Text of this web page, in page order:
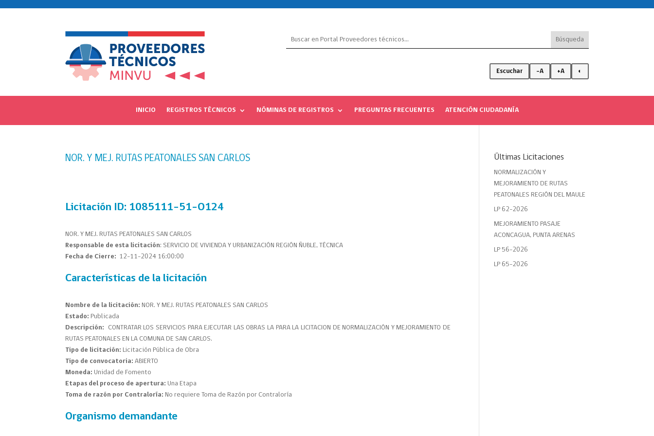
Escuchar -A +A ◐
INICIO REGISTROS TÉCNICOS NÓMINAS DE REGISTROS PREGUNTAS FRECUENTES ATENCIÓN CIUDADANÍA
NOR. Y MEJ. RUTAS PEATONALES SAN CARLOS
Licitación ID: 1085111-51-O124
NOR. Y MEJ. RUTAS PEATONALES SAN CARLOS
Responsable de esta licitación: SERVICIO DE VIVIENDA Y URBANIZACIÓN REGIÓN ÑUBLE, TÉCNICA
Fecha de Cierre: 12-11-2024 16:00:00
Características de la licitación
Nombre de la licitación: NOR. Y MEJ. RUTAS PEATONALES SAN CARLOS
Estado: Publicada
Descripción: CONTRATAR LOS SERVICIOS PARA EJECUTAR LAS OBRAS LA PARA LA LICITACION DE NORMALIZACIÓN Y MEJORAMIENTO DE
RUTAS PEATONALES EN LA COMUNA DE SAN CARLOS.
Tipo de licitación: Licitación Pública de Obra
Tipo de convocatoria: ABIERTO
Moneda: Unidad de Fomento
Etapas del proceso de apertura: Una Etapa
Toma de razón por Contraloría: No requiere Toma de Razón por Contraloría
Organismo demandante
Últimas Licitaciones
NORMALIZACIÓN Y
MEJORAMIENTO DE RUTAS
PEATONALES REGIÓN DEL MAULE
LP 62-2026
MEJORAMIENTO PASAJE
ACONCAGUA, PUNTA ARENAS
LP 56-2026
LP 65-2026